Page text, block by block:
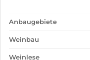
Anbaugebiete
Weinbau
Weinlese